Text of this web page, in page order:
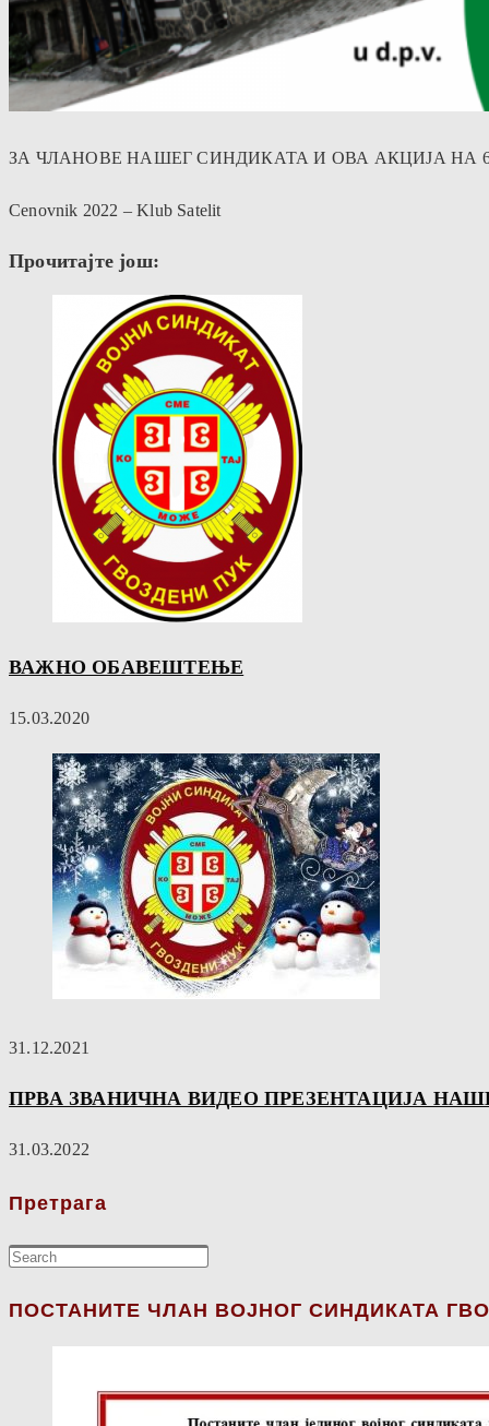
ЗА ЧЛАНОВЕ НАШЕГ СИНДИКАТА И ОВА АКЦИЈА НА
Cenovnik 2022 – Klub Satelit
Прочитајте још:
ВАЖНО ОБАВЕШТЕЊЕ
15.03.2020
31.12.2021
ПРВА ЗВАНИЧНА ВИДЕО ПРЕЗЕНТАЦИЈА
31.03.2022
Претрага
ПОСТАНИТЕ ЧЛАН ВОЈНОГ СИНДИКАТА